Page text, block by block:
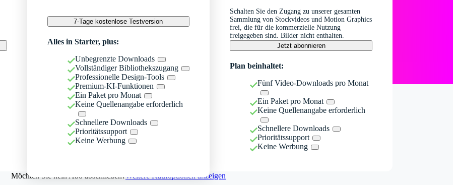
7-Tage kostenlose Testversion
Alles in Starter, plus:
Unbegrenzte Downloads
Vollständiger Bibliothekszugang
Professionelle Design-Tools
Premium-KI-Funktionen
Ein Paket pro Monat
Keine Quellenangabe erforderlich
Schnellere Downloads
Prioritätssupport
Keine Werbung
Schalten Sie den Zugang zu unserer gesamten
Sammlung von Stockvideos und Motion Graphics
frei, die für die kommerzielle Nutzung
freigegeben sind. Bilder nicht enthalten.
Jetzt abonnieren
Plan beinhaltet:
Fünf Video-Downloads pro Monat
Ein Paket pro Monat
Keine Quellenangabe erforderlich
Schnellere Downloads
Prioritätssupport
Keine Werbung
Möchten Sie kein Abo abschließen?Weitere Kaufoptionen anzeigen